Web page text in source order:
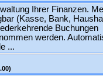
Ihrer Finanzen.
(Kasse, Bank,
Buchungen
werden.
...